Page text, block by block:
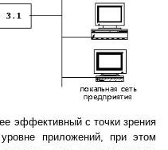
эффективный с точки зрения
приложений, при этом